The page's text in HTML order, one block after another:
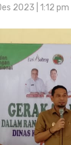
2023 | 1:12 pm